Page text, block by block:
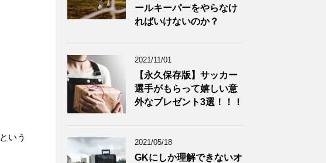
という
ールキーパーをやらなけ
ればいけないのか？
2021/11/01
【永久保存版】サッカー
選手がもらって嬉しい意
外なプレゼント3選！！！
2021/05/18
GKにしか理解できないオ